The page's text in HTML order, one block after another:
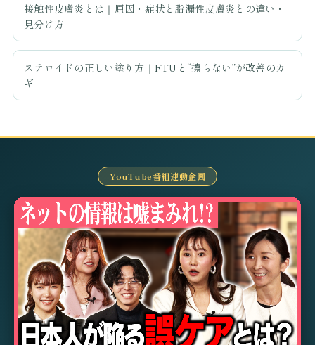
接触性皮膚炎とは｜原因・症状と脂漏性皮膚炎との違い・
見分け方
ステロイドの正しい塗り方｜FTUと“擦らない”が改善のカ
ギ
YouTube番組連動企画